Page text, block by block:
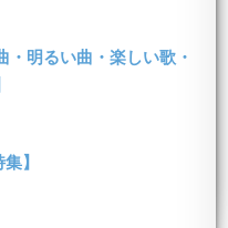
・明るい曲・楽しい歌・
】